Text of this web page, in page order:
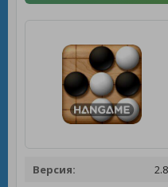
Версия: